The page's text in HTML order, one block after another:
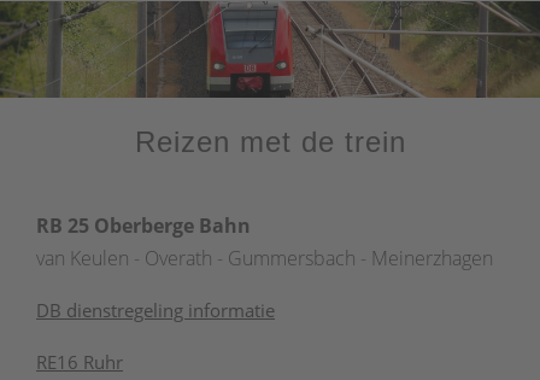
Reizen met de trein
RB 25 Oberberge Bahn
van Keulen - Overath - Gummersbach - Meinerzhagen
DB dienstregeling informatie
RE16 Ruhr